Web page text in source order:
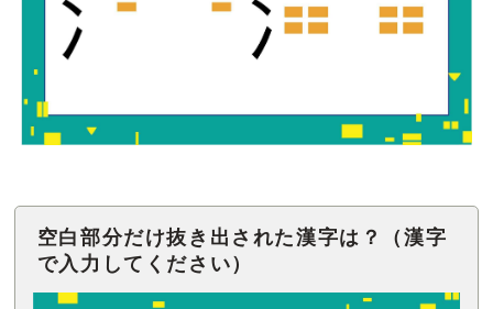
空白部分だけ抜き出された漢字は？（漢字
で入力してください）